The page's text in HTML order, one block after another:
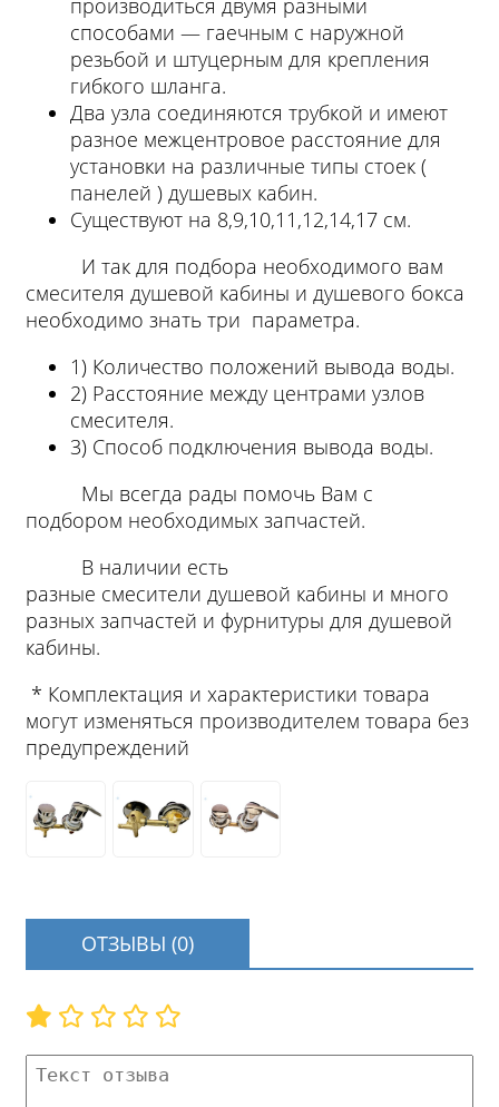
производиться двумя разными
способами ― гаечным с наружной
резьбой и штуцерным для крепления
гибкого шланга.
Два узла соединяются трубкой и имеют
разное межцентровое расстояние для
установки на различные типы стоек (
панелей ) душевых кабин.
Существуют на 8,9,10,11,12,14,17 см.
И так для подбора необходимого вам
смесителя душевой кабины и душевого бокса
необходимо знать три параметра.
1) Количество положений вывода воды.
2) Расстояние между центрами узлов
смесителя.
3) Способ подключения вывода воды.
Мы всегда рады помочь Вам с
подбором необходимых запчастей.
В наличии есть
разные смесители душевой кабины и много
разных запчастей и фурнитуры для душевой
кабины.
* Комплектация и характеристики товара
могут изменяться производителем товара без
предупреждений
ОТЗЫВЫ (0)